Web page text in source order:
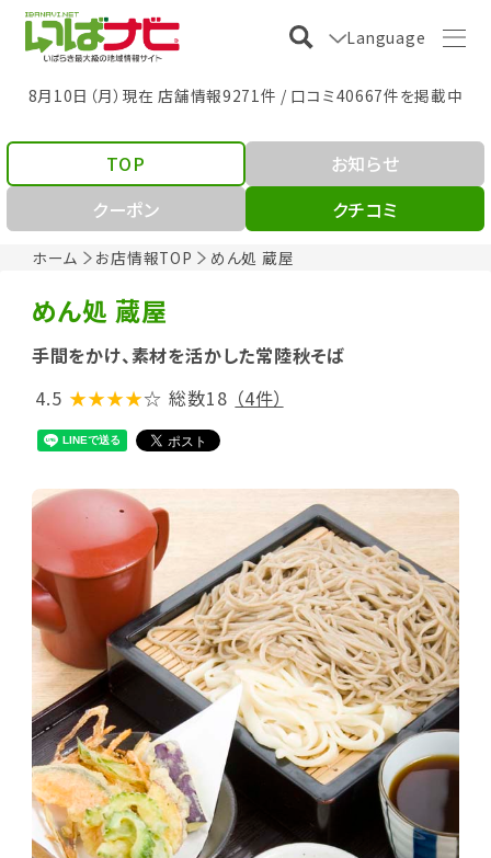
Language
8月10日（月）現在 店舗情報9271件 / 口コミ40667件を掲載中
ホーム お店情報TOP めん処 蔵屋
TOP
お知らせ
クーポン
クチコミ
めん処 蔵屋
手間をかけ、素材を活かした常陸秋そば
4.5 ★★★★☆ 総数18 （4件）